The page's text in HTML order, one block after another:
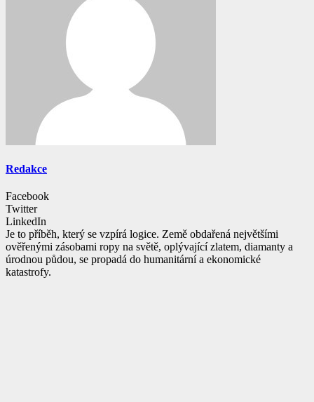
Redakce
Facebook
Twitter
LinkedIn
Je to příběh, který se vzpírá logice. Země obdařená největšími
ověřenými zásobami ropy na světě, oplývající zlatem, diamanty a
úrodnou půdou, se propadá do humanitární a ekonomické
katastrofy.